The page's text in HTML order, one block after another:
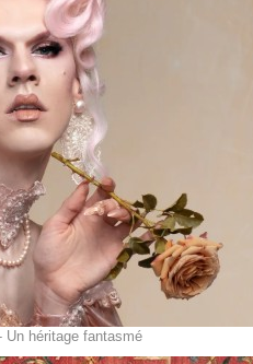
Un héritage fantasmé